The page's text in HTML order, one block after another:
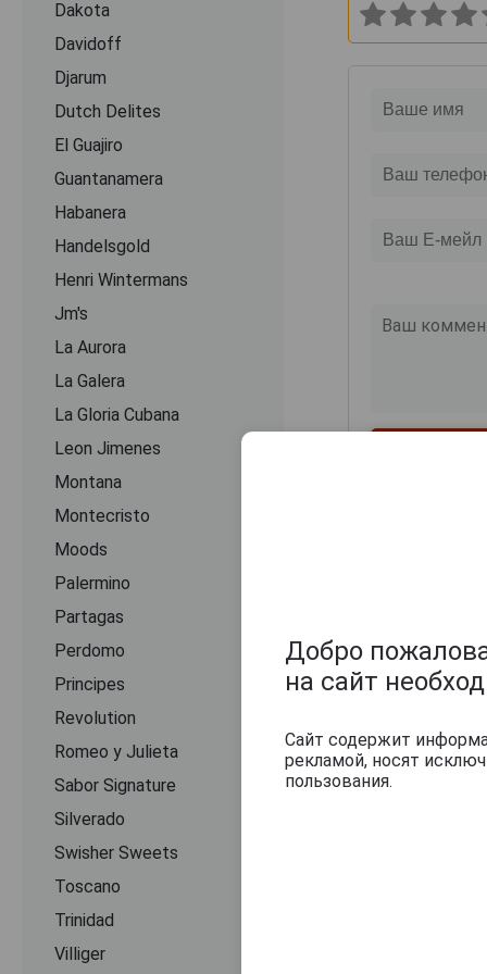
Dakota
Davidoff
Djarum
Dutch Delites
El Guajiro
Guantanamera
Habanera
Handelsgold
Henri Wintermans
Jm's
La Aurora
La Galera
La Gloria Cubana
Leon Jimenes
Montana
Montecristo
Moods
Palermino
Partagas
Perdomo
Principes
Revolution
Romeo y Julieta
Sabor Signature
Silverado
Swisher Sweets
Toscano
Trinidad
Villiger
Добро
на сайт
Сайт содержит
рекламой, носят
пользования.